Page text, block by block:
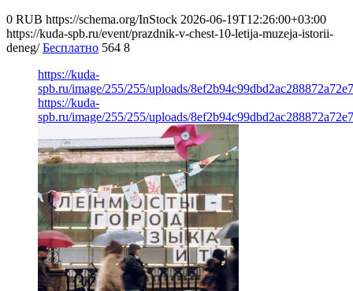
0 RUB https://schema.org/InStock 2026-06-19T12:26:00+03:00
https://kuda-spb.ru/event/prazdnik-v-chest-10-letija-muzeja-istorii-
deneg/ Бесплатно 564 8
https://kuda-
spb.ru/image/255/255/uploads/
https://kuda-
spb.ru/image/255/255/uploads/